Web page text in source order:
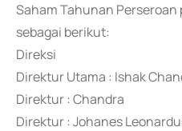
Saham Tahunan
sebagai berikut:
Direksi
Direktur Utama : Ishak
Direktur : Chandra
Direktur : Johanes